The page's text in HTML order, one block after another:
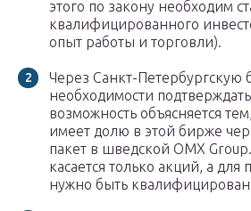
этого по закону необходим
квалифицированного
опыт работы и торговли).
Через Санкт-Петербургскую
необходимости подтверждать
возможность объясняется
имеет долю в этой бирже
пакет в шведской OMX
касается только акций, а для
нужно быть